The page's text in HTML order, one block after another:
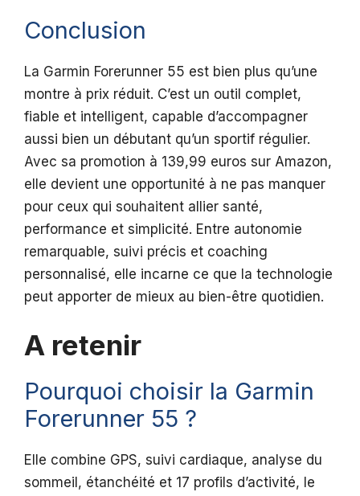
Conclusion
La Garmin Forerunner 55 est bien plus qu’une
montre à prix réduit. C’est un outil complet,
fiable et intelligent, capable d’accompagner
aussi bien un débutant qu’un sportif régulier.
Avec sa promotion à 139,99 euros sur Amazon,
elle devient une opportunité à ne pas manquer
pour ceux qui souhaitent allier santé,
performance et simplicité. Entre autonomie
remarquable, suivi précis et coaching
personnalisé, elle incarne ce que la technologie
peut apporter de mieux au bien-être quotidien.
A retenir
Pourquoi choisir la Garmin
Forerunner 55 ?
Elle combine GPS, suivi cardiaque, analyse du
sommeil, étanchéité et 17 profils d’activité, le